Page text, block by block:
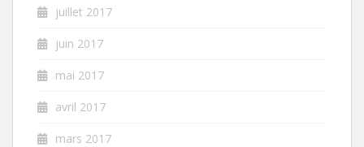
juillet 2017
juin 2017
mai 2017
avril 2017
mars 2017